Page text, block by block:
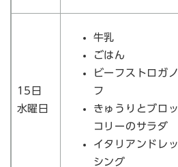
15日
水曜日
牛乳
ごはん
ビーフストロガノ
フ
きゅうりとブロッ
コリーのサラダ
イタリアンドレッ
シング